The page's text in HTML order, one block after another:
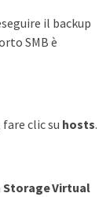
il backup
SMB è
clic su hosts.
Storage Virtual